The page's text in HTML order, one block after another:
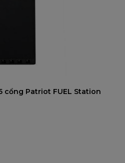
cổng Patriot FUEL Station